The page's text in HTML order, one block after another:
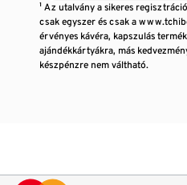
¹ Az utalvány a sikeres
csak egyszer és csak a
érvényes kávéra, kapszulás
ajándékkártyákra, más
készpénzre nem váltható.